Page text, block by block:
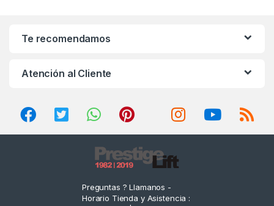
a
Te recomendamos
Atención al Cliente
Preguntas ? Llamanos -
Horario Tienda y Asistencia :